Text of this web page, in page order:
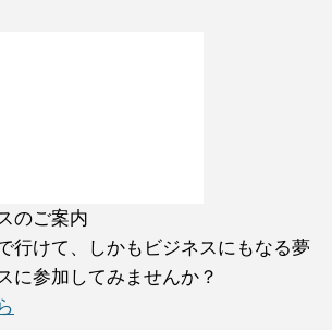
のご案内
行けて、しかもビジネスにもなる夢
に参加してみませんか？